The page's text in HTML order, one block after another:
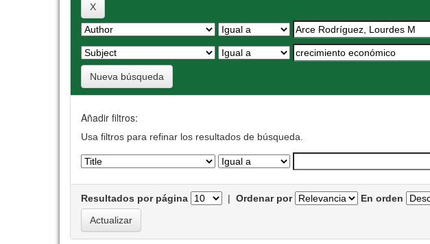
Nueva búsqueda
Añadir filtros:
Usa filtros para refinar los resultados de búsqueda.
Resultados por página | Ordenar por En orden